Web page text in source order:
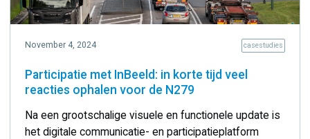
Participatie met InBeeld: in korte tijd veel
reacties ophalen voor de N279
Na een grootschalige visuele en functionele update is
het digitale communicatie- en participatieplatform
November 4, 2024 casestudies